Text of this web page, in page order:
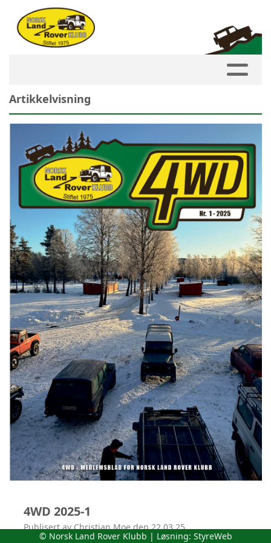
Artikkelvisning
4WD 2025-1
Publisert av Christian Moe den 22.03.25.
© Norsk Land Rover Klubb | Løsning: StyreWeb